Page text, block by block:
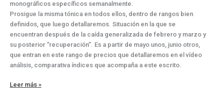
monográficos específicos semanalmente.
Prosigue la misma tónica en todos ellos, dentro de rangos bien
definidos, que luego detallaremos. Situación en la que se
encuentran después de la caída generalizada de febrero y marzo y
su posterior “recuperación”. Es a partir de mayo unos, junio otros,
que entran en este rango de precios que detallaremos en el vídeo
análisis, comparativa índices que acompaña a este escrito.
Vídeo
Leer más »